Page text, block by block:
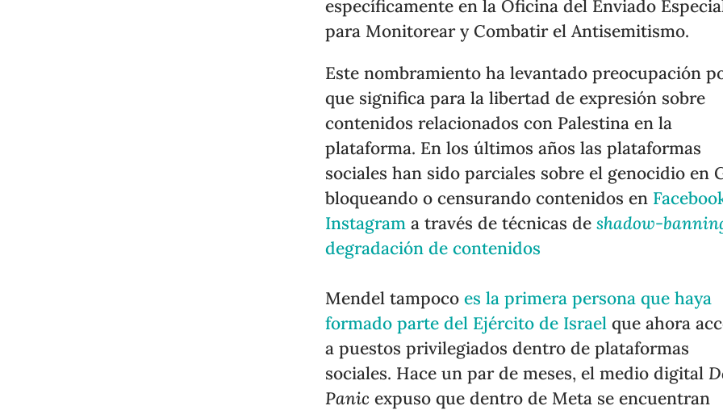
específicamente en la Oficina del Enviado
para Monitorear y Combatir el Antisemitismo.
Este nombramiento ha levantado preocupación
que significa para la libertad de expresión sobre
contenidos relacionados con Palestina en la
plataforma. En los últimos años las plataformas
sociales han sido parciales sobre el genocidio en
bloqueando o censurando contenidos en
Instagram a través de técnicas deshadow-
degradación de contenidos
Mendel tampocoes la primera persona que haya
formado parte del Ejército de Israel que ahora
a puestos privilegiados dentro de plataformas
sociales. Hace un par de meses, el medio digital
Panic expuso que dentro de Meta se encuentran